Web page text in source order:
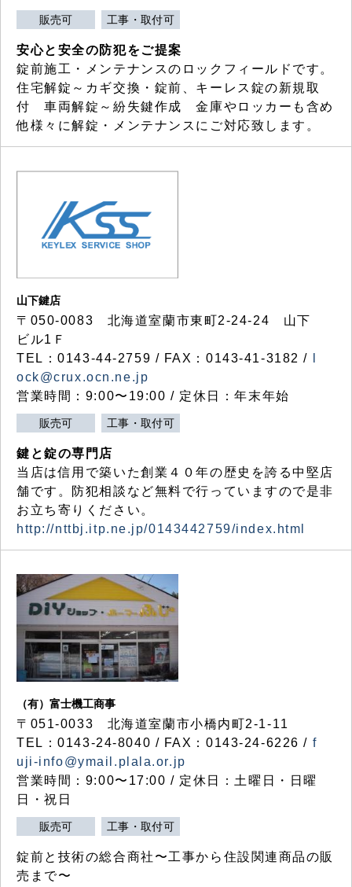
販売可 工事・取付可
安心と安全の防犯をご提案
錠前施工・メンテナンスのロックフィールドです。
住宅解錠～カギ交換・錠前、キーレス錠の新規取
付 車両解錠～紛失鍵作成 金庫やロッカーも含め
他様々に解錠・メンテナンスにご対応致します。
山下鍵店
〒050-0083 北海道室蘭市東町2-24-24 山下
ビル1Ｆ
TEL：0143-44-2759 / FAX：0143-41-3182 /
ock@crux.ocn.ne.jp
営業時間：9:00〜19:00 / 定休日：年末年始
販売可 工事・取付可
鍵と錠の専門店
当店は信用で築いた創業４０年の歴史を誇る中堅店
舗です。防犯相談など無料で行っていますので是非
お立ち寄りください。
http://nttbj.itp.ne.jp/0143442759/index.html
（有）富士機工商事
〒051-0033 北海道室蘭市小橋内町2-1-11
TEL：0143-24-8040 / FAX：0143-24-6226 / f
uji-info@ymail.plala.or.jp
営業時間：9:00〜17:00 / 定休日：土曜日・日曜
日・祝日
販売可 工事・取付可
錠前と技術の総合商社〜工事から住設関連商品の販
売まで〜